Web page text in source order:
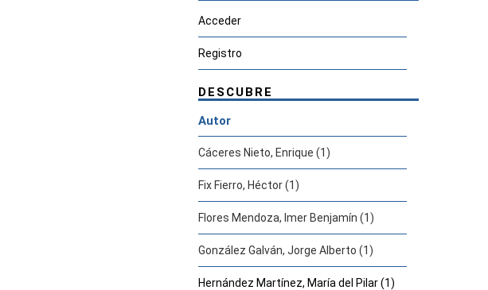
Acceder
Registro
DESCUBRE
Autor
Cáceres Nieto, Enrique (1)
Fix Fierro, Héctor (1)
Flores Mendoza, Imer Benjamín (1)
González Galván, Jorge Alberto (1)
Hernández Martínez, María del Pilar (1)